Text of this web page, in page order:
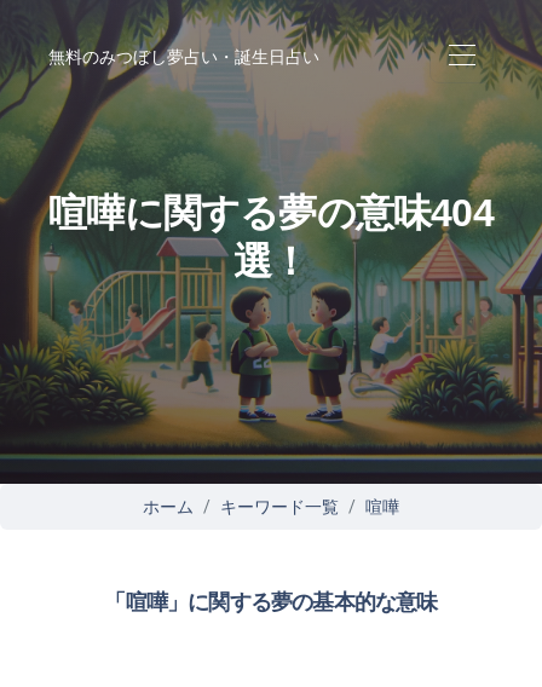
無料のみつぼし夢占い・誕生日占い
喧嘩に関する夢の意味404
選！
ホーム キーワード一覧 喧嘩
「喧嘩」に関する夢の基本的な意味